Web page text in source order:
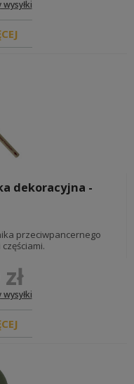
dekoracyjna -
przeciwpancernego